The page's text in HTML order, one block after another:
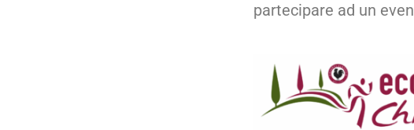
partecipare ad un